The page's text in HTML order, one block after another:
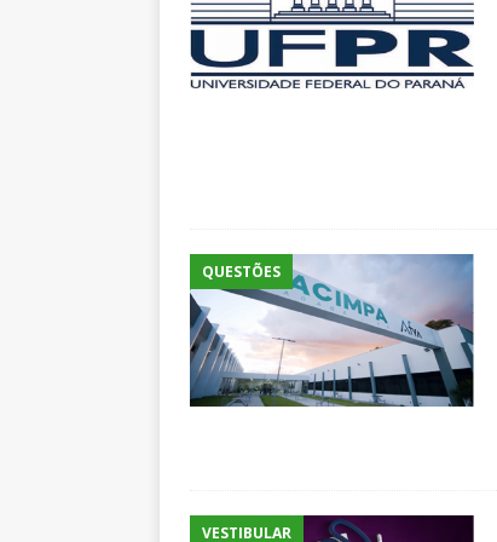
QUESTÕES
VESTIBULAR